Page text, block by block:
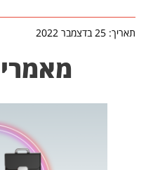
תאריך: 25 בדצמבר 2022